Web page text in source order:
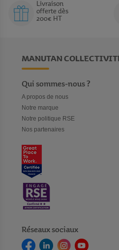
Livraison
offerte dès
200€ HT
MANUTAN
Qui sommes-nous ?
A propos de nous
Notre marque
Notre politique RSE
Nos partenaires
Réseaux sociaux